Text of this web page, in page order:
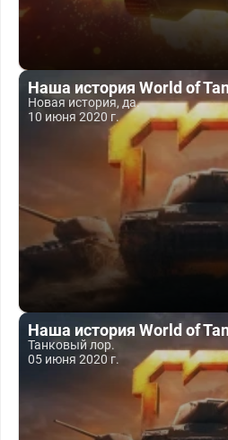
Наша история World of
Новая история, да.
10 июня 2020 г.
Наша история World of
Танковый лор.
05 июня 2020 г.